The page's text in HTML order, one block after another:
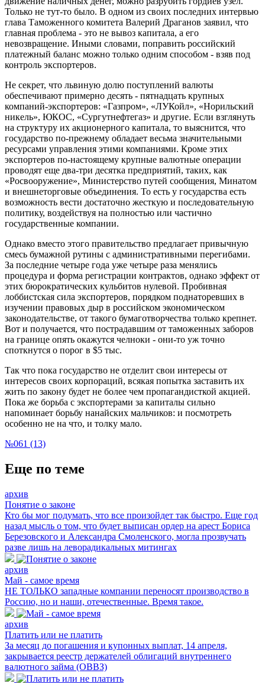
Только не тут-то было. В одном из своих последних интервью
глава Таможенного комитета Валерий Драганов заявил, что
главная проблема - это не вывоз капитала, а его
невозвращение. Иными словами, поправить российский
платежный баланс можно только одним способом - взяв под
контроль экспортеров.
Не секрет, что львиную долю поступлений валюты
обеспечивают примерно десять - пятнадцать крупных
компаний-экспортеров: «Газпром», «ЛУКойл», «Норильский
никель», ЮКОС, «Сургутнефтегаз» и другие. Если взглянуть
на структуру их акционерного капитала, то выяснится, что
государство по-прежнему обладает весьма значительными
ресурсами управления этими компаниями. Кроме этих
экспортеров по-настоящему крупные валютные операции
проводят еще два-три десятка предприятий, таких, как
«Росвооружение», Министерство путей сообщения, Минатом
и внешнеторговые объединения. То есть у государства есть
возможность вести достаточно жесткую и последовательную
политику, воздействуя на полностью или частично
государственные компании.
Однако вместо этого правительство предлагает привычную
смесь бумажной рутины с административными перегибами.
За последние четыре года уже четыре раза менялись
процедура и форма регистрации контрактов, однако эффект от
этих бюрократических кульбитов нулевой. Пробивная
лоббистская сила экспортеров, порядком поднаторевших в
изучении правовых дыр в российском экономическом
законодательстве, от такого бумаготворчества только крепнет.
Вот и получается, что пострадавшим от таможенных заборов
на границе опять окажутся челноки - они-то уж точно
споткнутся о порог в $5 тыс.
Так что пока государство не отделит свои интересы от
интересов своих корпораций, всякая попытка заставить их
жить по закону будет не более чем пропагандисткой акцией.
Пока же борьба с экспортерами за капиталы сильно
напоминает борьбу нанайских мальчиков: и посмотреть
особенно не на что, и толку мало.
№061 (13)
Еще по теме
архив
Понятие о законе
Кто бы мог подумать, что все произойдет так быстро. Еще год
назад мысль о том, что будет выписан ордер на арест Бориса
Березовского и Александра Смоленского, могла прозвучать
разве лишь на леворадикальных митингах
архив
Май - самое время
НЕ ТОЛЬКО западные компании переносят производство в
Россию, но и наши, отечественные. Время такое.
архив
Платить или не платить
За месяц до погашения и купонных выплат, 14 апреля,
закрывается реестр держателей облигаций внутреннего
валютного займа (ОВВЗ)